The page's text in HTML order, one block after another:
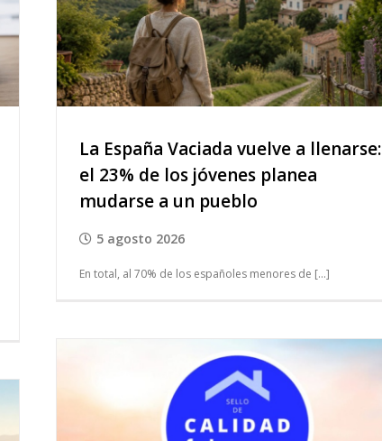
La España Vaciada vuelve a llenarse:
el 23% de los jóvenes planea
mudarse a un pueblo
5 agosto 2026
En total, al 70% de los españoles menores de [...]